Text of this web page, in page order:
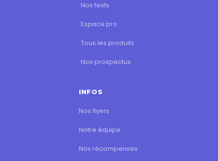
Nos tests
Espace pro
Tous les produits
Nos prospectus
INFOS
Nos flyers
Notre équipe
Nos récompenses